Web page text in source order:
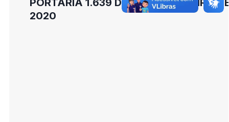
PORTARIA 1.639 DE 17 DE FEVEREIRO
2020